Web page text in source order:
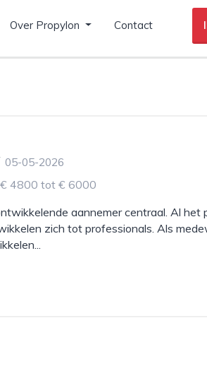
Over Propylon Contact
05-05-2026
€ 4800 tot € 6000
aannemer centraal. Al het
zich tot professionals. Als